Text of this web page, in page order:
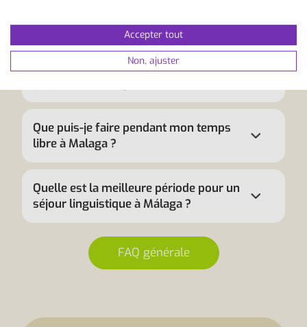
Málaga ?
Quels sont les cours d'espagnol
Que puis-je faire pendant mon temps
libre à Malaga ?
Quelle est la meilleure période pour un
séjour linguistique à Málaga ?
FAQ générale
Accepter tout
Non, ajuster